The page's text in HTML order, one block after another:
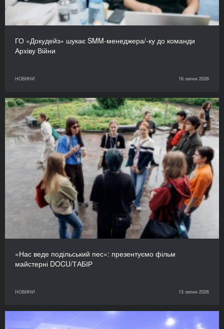
ГО «Докудейз» шукає SMM-менеджера/-ку до команди
Архіву Війни
НОВИНИ 16 липня 2026
«Нас веде подільський пес»: презентуємо фільм
майстерні DOCU/ТАБІР
НОВИНИ 13 липня 2026